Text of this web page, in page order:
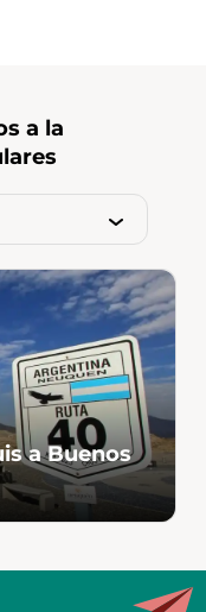
a la
a Buenos